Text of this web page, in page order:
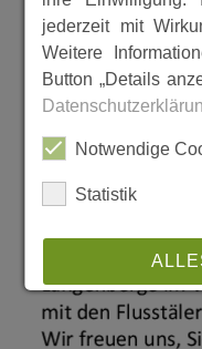
jederzeit mit
Weitere
Button „Details
Notwendige
Statistik